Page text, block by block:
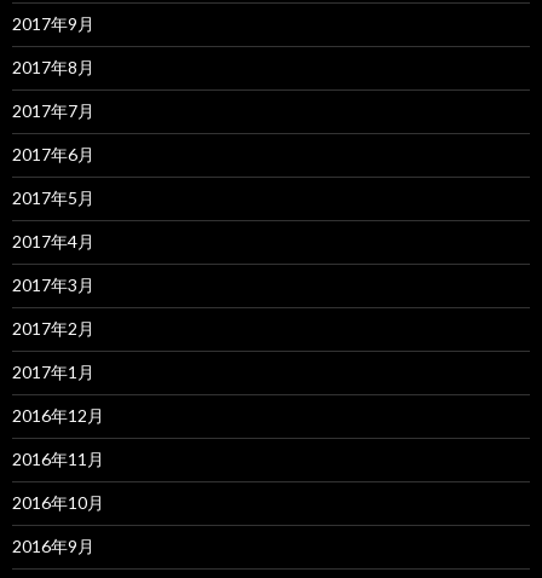
2017年9月
2017年8月
2017年7月
2017年6月
2017年5月
2017年4月
2017年3月
2017年2月
2017年1月
2016年12月
2016年11月
2016年10月
2016年9月